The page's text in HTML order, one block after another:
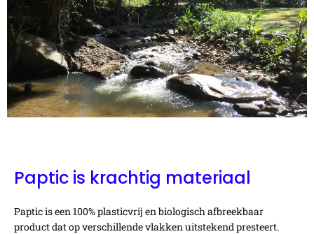
Paptic is krachtig materiaal
Paptic is een 100% plasticvrij en biologisch afbreekbaar
product dat op verschillende vlakken uitstekend presteert.